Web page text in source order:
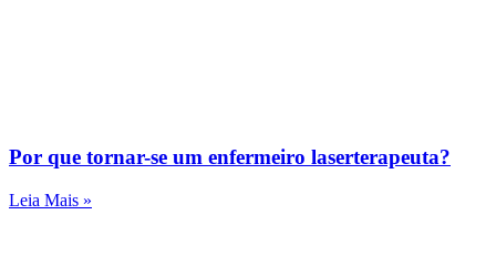
Por que tornar-se um enfermeiro laserterapeuta?
Leia Mais »